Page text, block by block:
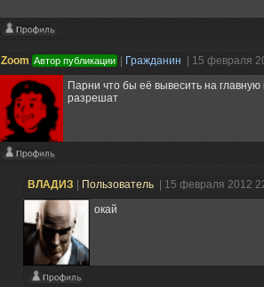
Zoom Автор публикации Гражданин | 15 февраля
Парни что бы её вывесить на
разрешат
ВЛАДИЗ Пользователь | 15 февраля 2012
окай